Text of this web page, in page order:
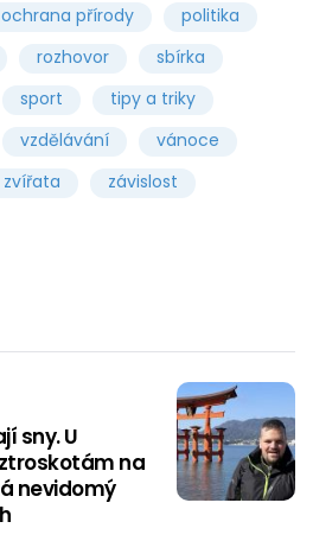
ochrana přírody
politika
rozhovor
sbírka
sport
tipy a triky
vzdělávání
vánoce
zvířata
závislost
sny. U
na
nevidomý